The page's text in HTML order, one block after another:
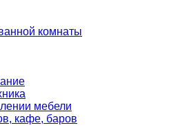
комнаты
мебели
кафе, баров